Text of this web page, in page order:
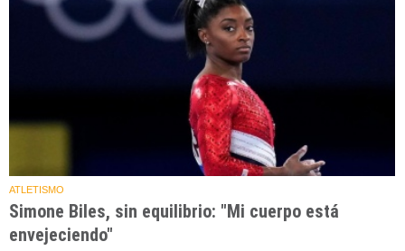
ATLETISMO
Simone Biles, sin equilibrio: "Mi cuerpo está
envejeciendo"